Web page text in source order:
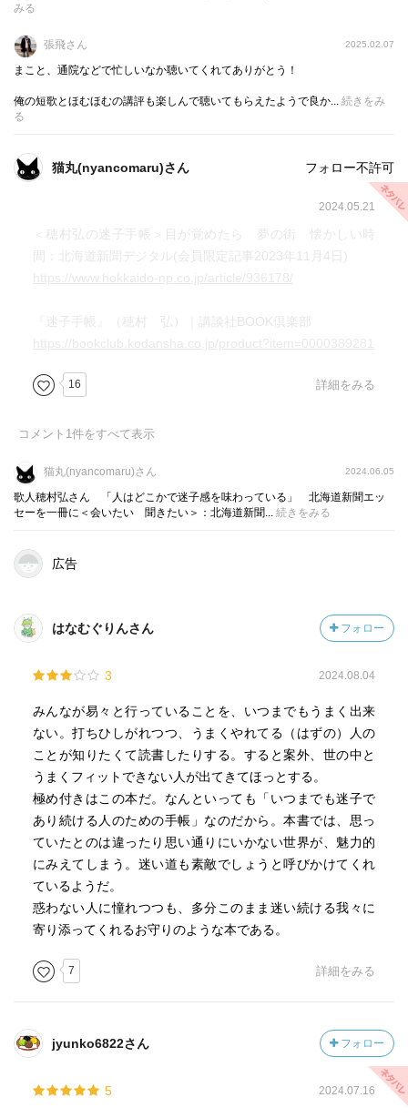
みる
張飛さん 2025.02.07
まこと、通院などで忙しいなか聴いてくれてありがとう！
俺の短歌とほむほむの講評も楽しんで聴いてもらえたようで良か... 続きをみ
る
猫丸(nyancomaru)さん フォロー不許可
2024.05.21
＜穂村弘の迷子手帳＞目が覚めたら 夢の街 懐かしい時
間：北海道新聞デジタル(会員限定記事2023年11月4日)
『迷子手帳』（穂村 弘）｜講談社BOOK倶楽部
16 詳細をみる
コメント 1件をすべて表示
猫丸(nyancomaru)さん 2024.06.05
歌人穂村弘さん 「人はどこかで迷子感を味わっている」 北海道新聞エッ
セーを一冊に＜会いたい 聞きたい＞：北海道新聞... 続きをみる
広告
はなむぐりんさん フォロー
3 2024.08.04
みんなが易々と行っていることを、いつまでもうまく出来
ない。打ちひしがれつつ、うまくやれてる（はずの）人の
ことが知りたくて読書したりする。すると案外、世の中と
うまくフィットできない人が出てきてほっとする。
極め付きはこの本だ。なんといっても「いつまでも迷子で
あり続ける人のための手帳」なのだから。本書では、思っ
ていたとのは違ったり思い通りにいかない世界が、魅力的
にみえてしまう。迷い道も素敵でしょうと呼びかけてくれ
ているようだ。
惑わない人に憧れつつも、多分このまま迷い続ける我々に
寄り添ってくれるお守りのような本である。
7 詳細をみる
jyunko6822さん フォロー
5 2024.07.16